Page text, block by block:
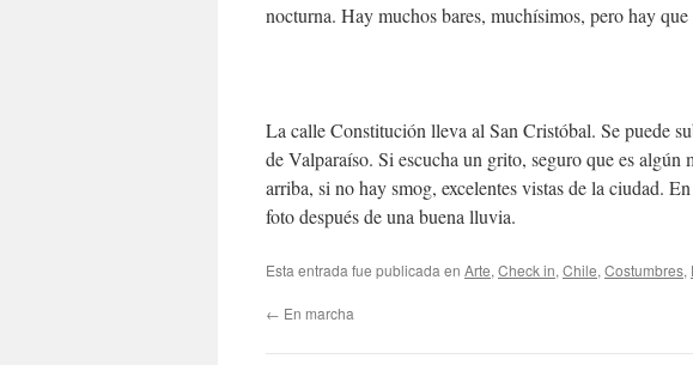
nocturna. Hay muchos bares, muchísimos, pero hay
La calle Constitución lleva al San Cristóbal. Se puede
de Valparaíso. Si escucha un grito, seguro que es
arriba, si no hay smog, excelentes vistas de la ciudad.
foto después de una buena lluvia.
Esta entrada fue publicada en Arte, Check in, Chile, Costumbres,
← En marcha